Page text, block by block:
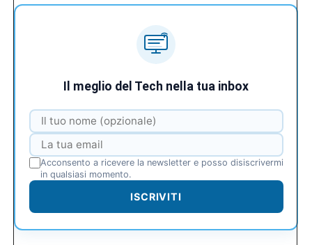
Il meglio del Tech nella tua inbox
Acconsento a ricevere la newsletter e posso disiscrivermi
in qualsiasi momento.
ISCRIVITI